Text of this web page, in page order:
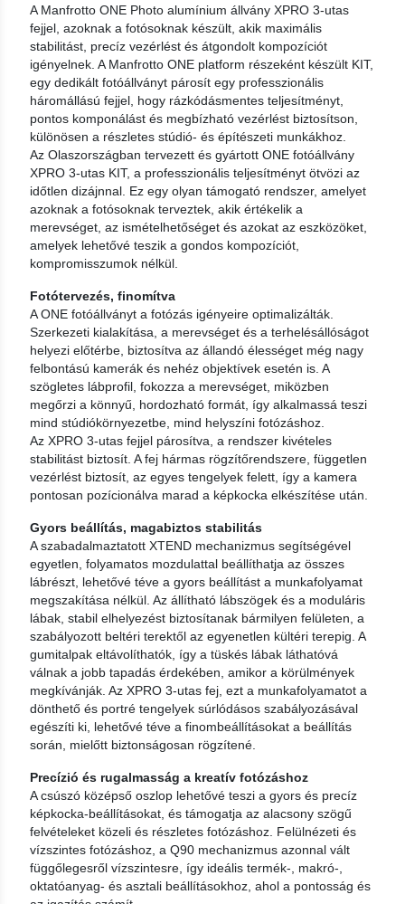
A Manfrotto ONE Photo alumínium állvány XPRO 3-utas
fejjel, azoknak a fotósoknak készült, akik maximális
stabilitást, precíz vezérlést és átgondolt kompozíciót
igényelnek. A Manfrotto ONE platform részeként készült KIT,
egy dedikált fotóállványt párosít egy professzionális
háromállású fejjel, hogy rázkódásmentes teljesítményt,
pontos komponálást és megbízható vezérlést biztosítson,
különösen a részletes stúdió- és építészeti munkákhoz.
Az Olaszországban tervezett és gyártott ONE fotóállvány
XPRO 3-utas KIT, a professzionális teljesítményt ötvözi az
időtlen dizájnnal. Ez egy olyan támogató rendszer, amelyet
azoknak a fotósoknak terveztek, akik értékelik a
merevséget, az ismételhetőséget és azokat az eszközöket,
amelyek lehetővé teszik a gondos kompozíciót,
kompromisszumok nélkül.
Fotótervezés, finomítva
A ONE fotóállványt a fotózás igényeire optimalizálták.
Szerkezeti kialakítása, a merevséget és a terhelésállóságot
helyezi előtérbe, biztosítva az állandó élességet még nagy
felbontású kamerák és nehéz objektívek esetén is. A
szögletes lábprofil, fokozza a merevséget, miközben
megőrzi a könnyű, hordozható formát, így alkalmassá teszi
mind stúdiókörnyezetbe, mind helyszíni fotózáshoz.
Az XPRO 3-utas fejjel párosítva, a rendszer kivételes
stabilitást biztosít. A fej hármas rögzítőrendszere, független
vezérlést biztosít, az egyes tengelyek felett, így a kamera
pontosan pozícionálva marad a képkocka elkészítése után.
Gyors beállítás, magabiztos stabilitás
A szabadalmaztatott XTEND mechanizmus segítségével
egyetlen, folyamatos mozdulattal beállíthatja az összes
lábrészt, lehetővé téve a gyors beállítást a munkafolyamat
megszakítása nélkül. Az állítható lábszögek és a moduláris
lábak, stabil elhelyezést biztosítanak bármilyen felületen, a
szabályozott beltéri terektől az egyenetlen kültéri terepig. A
gumitalpak eltávolíthatók, így a tüskés lábak láthatóvá
válnak a jobb tapadás érdekében, amikor a körülmények
megkívánják. Az XPRO 3-utas fej, ezt a munkafolyamatot a
dönthető és portré tengelyek súrlódásos szabályozásával
egészíti ki, lehetővé téve a finombeállításokat a beállítás
során, mielőtt biztonságosan rögzítené.
Precízió és rugalmasság a kreatív fotózáshoz
A csúszó középső oszlop lehetővé teszi a gyors és precíz
képkocka-beállításokat, és támogatja az alacsony szögű
felvételeket közeli és részletes fotózáshoz. Felülnézeti és
vízszintes fotózáshoz, a Q90 mechanizmus azonnal vált
függőlegesről vízszintesre, így ideális termék-, makró-,
oktatóanyag- és asztali beállításokhoz, ahol a pontosság és